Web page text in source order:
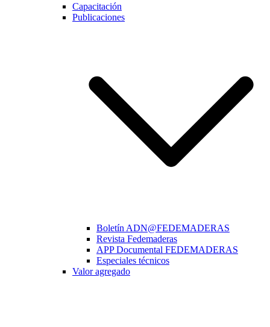
Capacitación
Publicaciones
Boletín ADN@FEDEMADERAS
Revista Fedemaderas
APP Documental FEDEMADERAS
Especiales técnicos
Valor agregado